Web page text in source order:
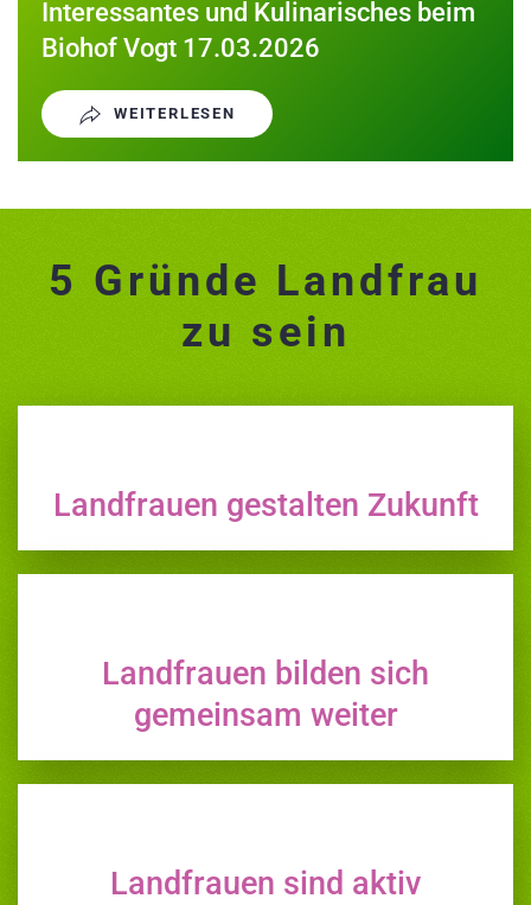
Interessantes und Kulinarisches beim
Biohof Vogt 17.03.2026
WEITERLESEN
5 Gründe Landfrau
zu sein
Landfrauen gestalten Zukunft
Landfrauen bilden sich
gemeinsam weiter
Landfrauen sind aktiv